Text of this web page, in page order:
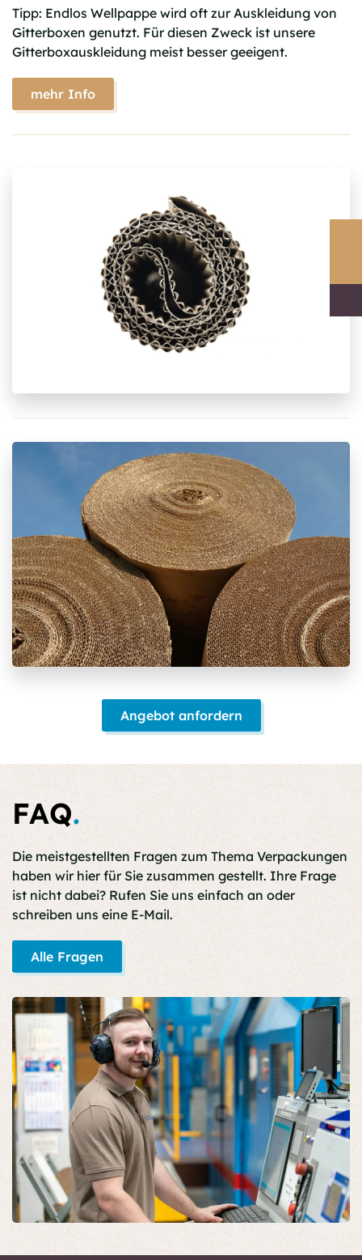
Tipp: Endlos Wellpappe wird oft zur Auskleidung von
Gitterboxen genutzt. Für diesen Zweck ist unsere
Gitterboxauskleidung meist besser geeigent.
mehr Info
Angebot anfordern
FAQ.
Die meistgestellten Fragen zum Thema Verpackungen
haben wir hier für Sie zusammen gestellt. Ihre Frage
ist nicht dabei? Rufen Sie uns einfach an oder
schreiben uns eine E-Mail.
Alle Fragen